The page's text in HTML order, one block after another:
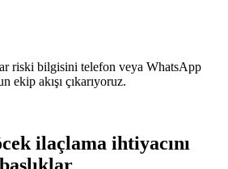
riski bilgisini telefon veya WhatsApp
ekip akışı çıkarıyoruz.
ilaçlama ihtiyacını